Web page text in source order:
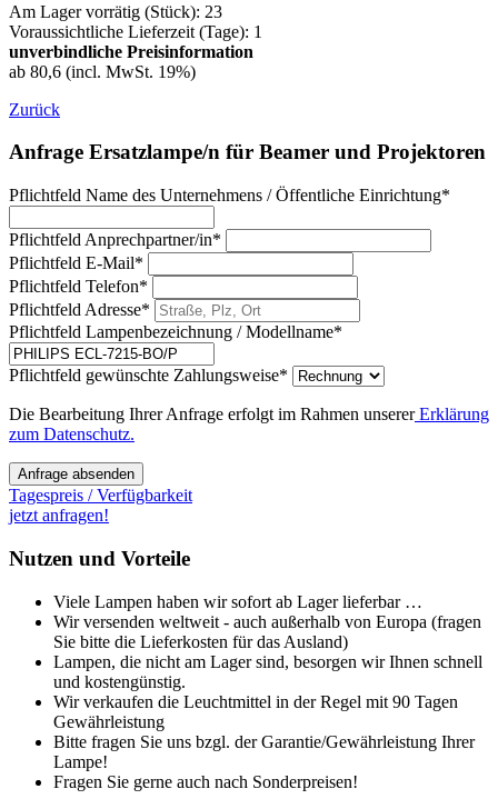
Am Lager vorrätig (Stück): 23
Voraussichtliche Lieferzeit (Tage): 1
unverbindliche Preisinformation
ab 80,6 (incl. MwSt. 19%)
Zurück
Anfrage Ersatzlampe/n für Beamer und Projektoren
Pflichtfeld Name des Unternehmens / Öffentliche Einrichtung*
Pflichtfeld Anprechpartner/in*
Pflichtfeld E-Mail*
Pflichtfeld Telefon*
Pflichtfeld Adresse*
Pflichtfeld Lampenbezeichnung / Modellname*
Pflichtfeld gewünschte Zahlungsweise*
Die Bearbeitung Ihrer Anfrage erfolgt im Rahmen unsererErklärung
zum Datenschutz.
Anfrage absenden
Tagespreis / Verfügbarkeit
jetzt anfragen!
Nutzen und Vorteile
Viele Lampen haben wir sofort ab Lager lieferbar …
Wir versenden weltweit - auch außerhalb von Europa (fragen
Sie bitte die Lieferkosten für das Ausland)
Lampen, die nicht am Lager sind, besorgen wir Ihnen schnell
und kostengünstig.
Wir verkaufen die Leuchtmittel in der Regel mit 90 Tagen
Gewährleistung
Bitte fragen Sie uns bzgl. der Garantie/Gewährleistung Ihrer
Lampe!
Fragen Sie gerne auch nach Sonderpreisen!